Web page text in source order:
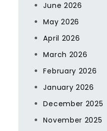
June 2026
May 2026
April 2026
March 2026
February 2026
January 2026
December 2025
November 2025